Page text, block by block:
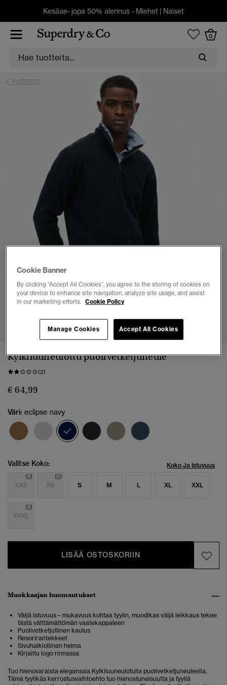
Kesäae- jopa 50% alennus - Miehet | Naiset
0
PUSEROT
Kylkiluuneulottu puolivetketjuneule
(2)
€ 64,99
Väri: eclipse navy
valittu
Valitse Koko: Koko Ja Istuvuus
XXS XS S M L XL XXL
XXXL
LISÄÄ OSTOSKORIIN
Muokkaajan huomautukset
Väljä istuvuus – mukavuus kohtaa tyylin, muodikas väljä leikkaus tekee
tästä välttämättömän vaatekappaleen
Puolivetketjullinen kaulus
Resorirantekkeet
Sivuhalkiollinen helma
Kirjailtu logo rinnassa
Tuo hienovaraista eleganssia Kylkiluuneulotulla puolivetketjuneuleella.
Tämä tyylikäs kerrostusvaihtoehto tuo hienostuneisuutta ja tyyliä
Cookie Banner
By clicking “Accept All Cookies”, you agree to the storing of cookies on
your device to enhance site navigation, analyze site usage, and assist
in our marketing efforts. Cookie Policy
Accept All Cookies
Manage Cookies